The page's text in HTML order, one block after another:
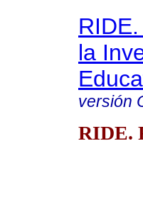
la
versión
RIDE.